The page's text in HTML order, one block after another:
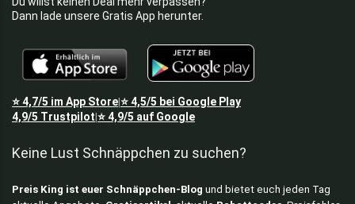
Dann lade unsere Gratis App herunter.
⭐4,7/5 im App Store⭐4,5/5 bei Google Play
4,9/5 Trustpilot ⭐4,9/5 auf Google
Keine Lust Schnäppchen zu suchen?
Preis King ist euer Schnäppchen-Blog und bietet euch jeden Tag